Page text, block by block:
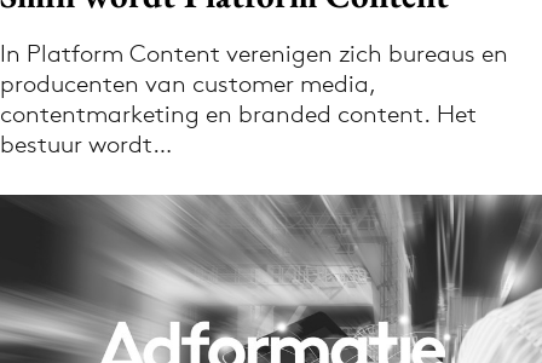
Download de app
Volg het laatste nieuws via de Adformatie
Nieuws app
Menu
In Platform Content verenigen zich bureaus en
producenten van customer media,
contentmarketing en branded content. Het
bestuur wordt…